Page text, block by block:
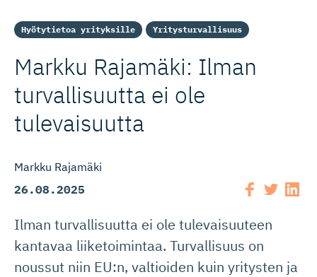
Hyötytietoa yrityksille Yritysturvallisuus
Markku Rajamäki: Ilman
turvallisuutta ei ole
tulevaisuutta
Markku Rajamäki
26.08.2025
Ilman turvallisuutta ei ole tulevaisuuteen
kantavaa liiketoimintaa. Turvallisuus on
noussut niin EU:n, valtioiden kuin yritysten ja